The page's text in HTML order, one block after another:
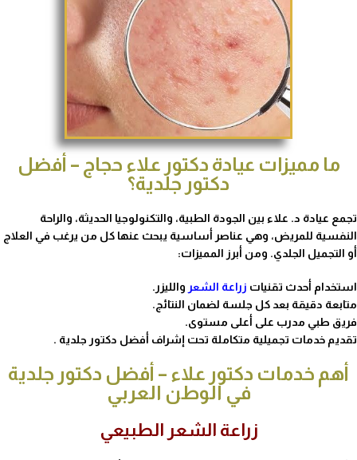
ما مميزات عيادة دكتور علاء حجاج – أفضل
دكتور جلدية؟
تجمع عيادة د. علاء بين الجودة الطبية، والتكنولوجيا الحديثة، والراحة
النفسية للمريض، وهي عناصر أساسية يبحث عنها كل من يرغب في العلاج
أو التجميل الجلدي. ومن أبرز المميزات:
استخدام أحدث تقنيات زراعة الشعر والليزر.
متابعة دقيقة بعد كل جلسة لضمان النتائج.
فريق طبي مدرب على أعلى مستوى.
تقديم خدمات تجميلية متكاملة تحت إشراف أفضل دكتور جلدية .
أهم خدمات دكتور علاء – أفضل دكتور جلدية
في الوطن العربي
زراعة الشعر الطبيعي